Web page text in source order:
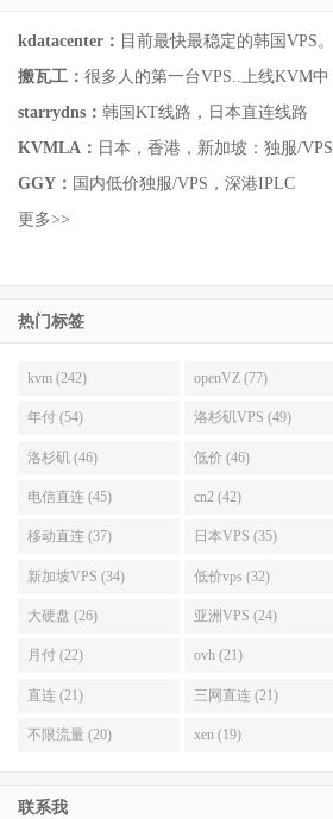
kdatacenter： 目前最快最稳定的韩国VPS。
搬瓦工： 很多人的第一台VPS..上线KVM中
starrydns： 韩国KT线路，日本直连线路
KVMLA： 日本，香港，新加坡：独服/VPS
GGY： 国内低价独服/VPS，深港IPLC
更多>>
热门标签
kvm (242) openVZ (77)
年付 (54) 洛杉矶VPS (49)
洛杉矶 (46) 低价 (46)
电信直连 (45) cn2 (42)
移动直连 (37) 日本VPS (35)
新加坡VPS (34) 低价vps (32)
大硬盘 (26) 亚洲VPS (24)
月付 (22) ovh (21)
直连 (21) 三网直连 (21)
不限流量 (20) xen (19)
联系我